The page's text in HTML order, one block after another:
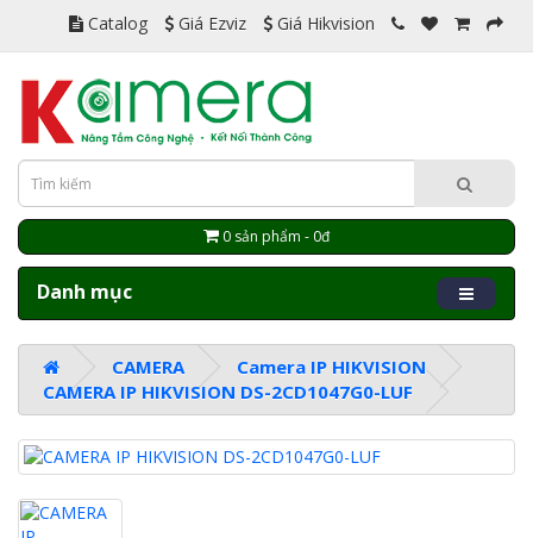
Catalog Giá Ezviz Giá Hikvision
0 sản phẩm - 0đ
Danh mục
CAMERA
Camera IP HIKVISION
CAMERA IP HIKVISION DS-2CD1047G0-LUF